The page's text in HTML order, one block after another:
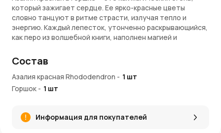
который зажигает сердце. Ее ярко-красные цветы
словно танцуют в ритме страсти, излучая тепло и
энергию. Каждый лепесток, утонченно раскрывающийся,
как перо из волшебной книги, наполнен магией и
красоты, который превращает любой уголок в
волшебный сад, где время останавливается. Каждая ее
линия, каждый цветок кажется воплощением самой
страсти, заставляя восхищаться и падать в плен ее
Преимущества растения
Состав
Азалия красная Rhododendron - 1 шт
Горшок - 1 шт
Информация для покупателей